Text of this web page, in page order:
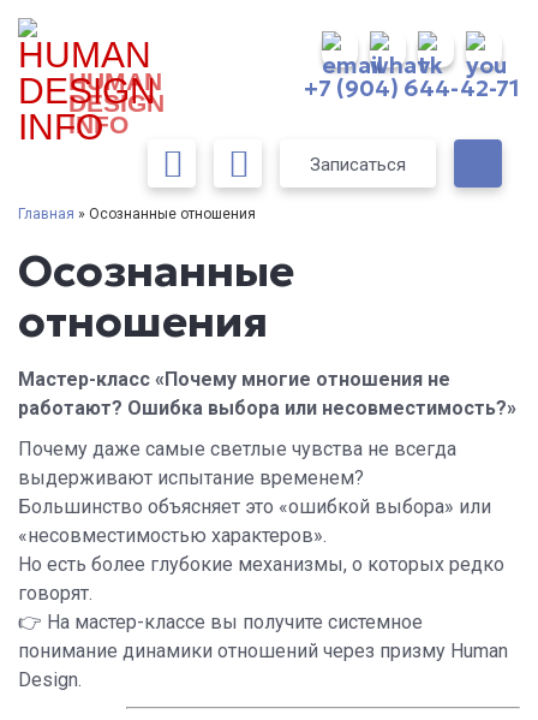
HUMAN
DESIGN
INFO
+7 (904) 644-42-71
Записаться
Главная » Осознанные отношения
Осознанные
отношения
Мастер-класс «Почему многие отношения не
работают? Ошибка выбора или несовместимость?»
Почему даже самые светлые чувства не всегда
выдерживают испытание временем?
Большинство объясняет это «ошибкой выбора» или
«несовместимостью характеров».
Но есть более глубокие механизмы, о которых редко
говорят.
👉 На мастер-классе вы получите системное
понимание динамики отношений через призму Human
Design.